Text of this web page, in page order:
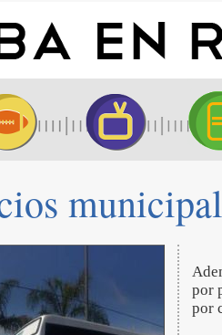
por
por